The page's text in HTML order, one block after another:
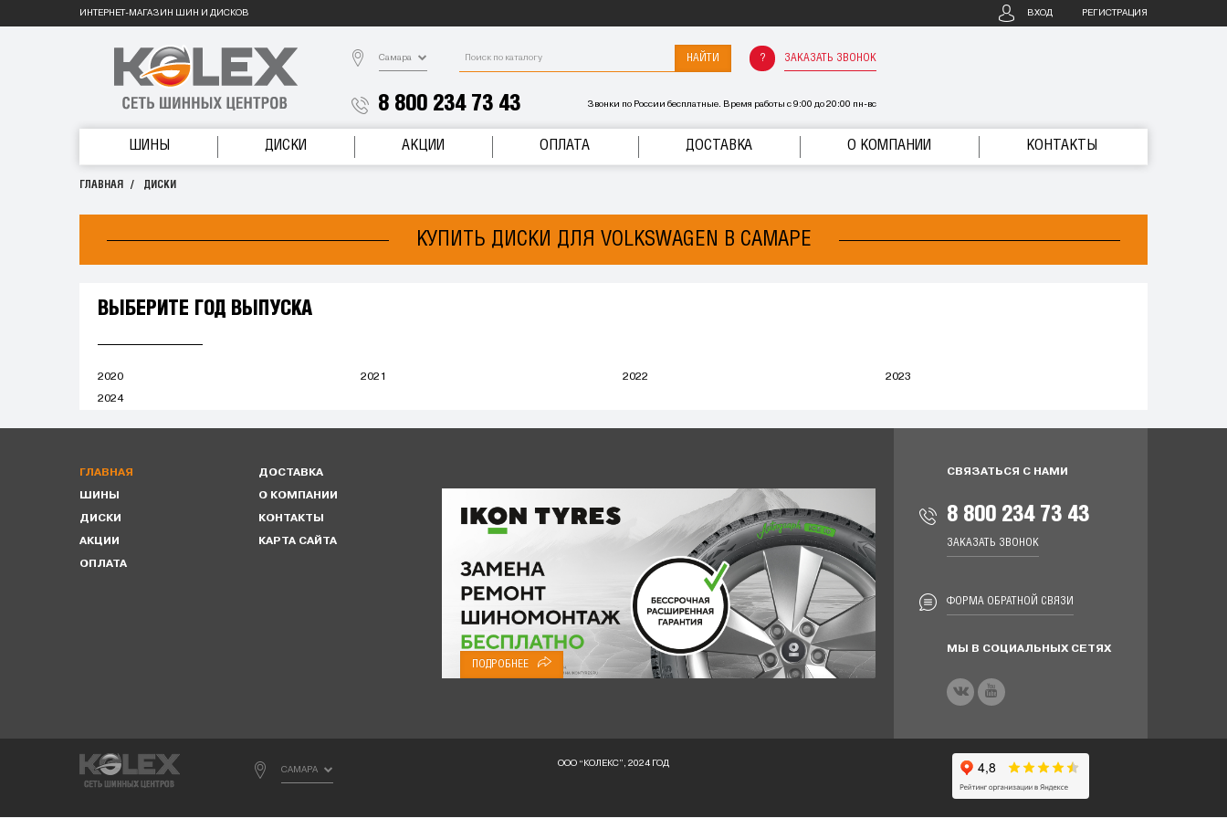
ИНТЕРНЕТ-МАГАЗИН ШИН И ДИСКОВ ВХОД РЕГИСТРАЦИЯ
Самара НАЙТИ ЗАКАЗАТЬ ЗВОНОК
8 800 234 73 43 Звонки по России бесплатные. Время работы с 9:00 до 20:00 пн-вс
ШИНЫ ДИСКИ АКЦИИ ОПЛАТА ДОСТАВКА О КОМПАНИИ КОНТАКТЫ
ГЛАВНАЯ ДИСКИ
КУПИТЬ ДИСКИ ДЛЯ VOLKSWAGEN В САМАРЕ
ВЫБЕРИТЕ ГОД ВЫПУСКА
2020 2021 2022 2023
2024
ГЛАВНАЯ
ШИНЫ
ДИСКИ
АКЦИИ
ОПЛАТА
ДОСТАВКА
О КОМПАНИИ
КОНТАКТЫ
КАРТА САЙТА
ПОДРОБНЕЕ
СВЯЗАТЬСЯ С НАМИ
8 800 234 73 43
ЗАКАЗАТЬ ЗВОНОК
ФОРМА ОБРАТНОЙ СВЯЗИ
МЫ В СОЦИАЛЬНЫХ СЕТЯХ
САМАРА
ООО “КОЛЕКС”, 2024 ГОД